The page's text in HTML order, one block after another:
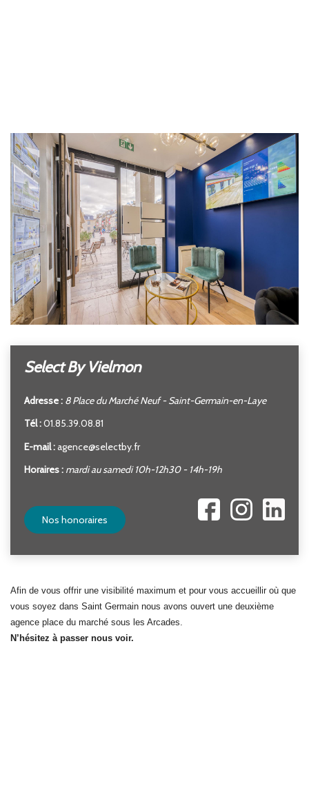
Select By Vielmon
Adresse : 8 Place du Marché Neuf - Saint-Germain-en-Laye
Tél :01.85.39.08.81
E-mail :agence@selectby.fr
Horaires : mardi au samedi 10h-12h30 - 14h-19h
Nos honoraires
Afin de vous offrir une visibilité maximum et pour vous accueillir où que
vous soyez dans Saint Germain nous avons ouvert une deuxième
agence place du marché sous les Arcades.
N’hésitez à passer nous voir.